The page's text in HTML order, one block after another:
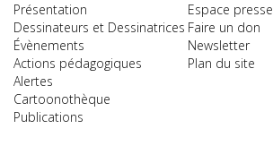
Présentation
Dessinateurs et Dessinatrices
Évènements
Actions pédagogiques
Alertes
Cartoonothèque
Publications
Espace presse
Faire un don
Newsletter
Plan du site